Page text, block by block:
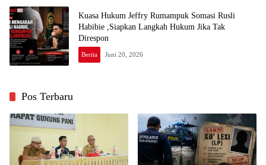
Kuasa Hukum Jeffry Rumampuk Somasi Rusli
Habibie ,Siapkan Langkah Hukum Jika Tak
Direspon
Berita Juni 20, 2026
Pos Terbaru